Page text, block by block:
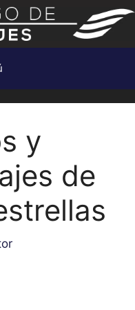
y
de